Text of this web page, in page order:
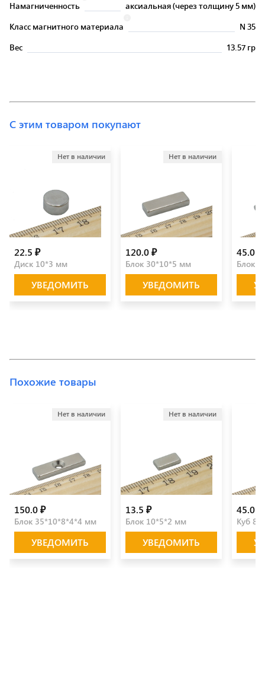
Намагниченность
аксиальная (через толщину 5 мм)
Класс магнитного материала
N 35
Вес
13.57 гр
С этим товаром покупают
Нет в наличии
22.5 ₽
Диск 10*3 мм
УВЕДОМИТЬ
Нет в наличии
120.0 ₽
Блок 30*10*5 мм
УВЕДОМИТЬ
45.0 ₽
Блок
Похожие товары
Нет в наличии
150.0 ₽
Блок 35*10*8*4*4 мм
УВЕДОМИТЬ
Нет в наличии
13.5 ₽
Блок 10*5*2 мм
УВЕДОМИТЬ
45.0 ₽
Куб